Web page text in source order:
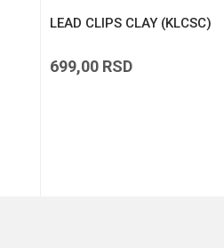
LEAD CLIPS CLAY (KLCSC)
699,00 RSD